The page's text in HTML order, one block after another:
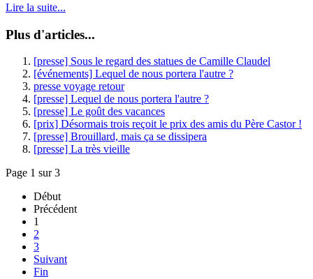
Lire la suite...
Plus d'articles...
[presse] Sous le regard des statues de Camille Claudel
[événements] Lequel de nous portera l'autre ?
presse voyage retour
[presse] Lequel de nous portera l'autre ?
[presse] Le goût des vacances
[prix] Désormais trois reçoit le prix des amis du Père Castor !
[presse] Brouillard, mais ça se dissipera
[presse] La très vieille
Page 1 sur 3
Début
Précédent
1
2
3
Suivant
Fin